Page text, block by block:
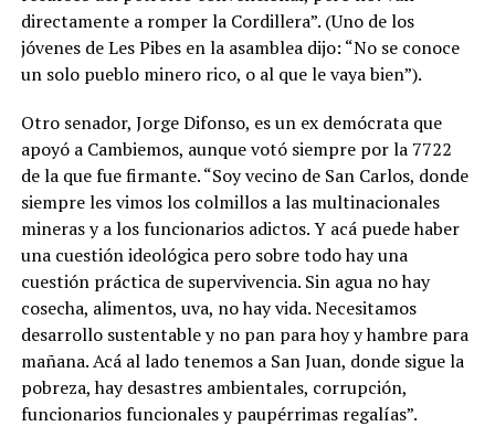
directamente a romper la Cordillera”. (Uno de los
jóvenes de Les Pibes en la asamblea dijo: “No se conoce
un solo pueblo minero rico, o al que le vaya bien”).
Otro senador, Jorge Difonso, es un ex demócrata que
apoyó a Cambiemos, aunque votó siempre por la 7722
de la que fue firmante. “Soy vecino de San Carlos, donde
siempre les vimos los colmillos a las multinacionales
mineras y a los funcionarios adictos. Y acá puede haber
una cuestión ideológica pero sobre todo hay una
cuestión práctica de supervivencia. Sin agua no hay
cosecha, alimentos, uva, no hay vida. Necesitamos
desarrollo sustentable y no pan para hoy y hambre para
mañana. Acá al lado tenemos a San Juan, donde sigue la
pobreza, hay desastres ambientales, corrupción,
funcionarios funcionales y paupérrimas regalías”.